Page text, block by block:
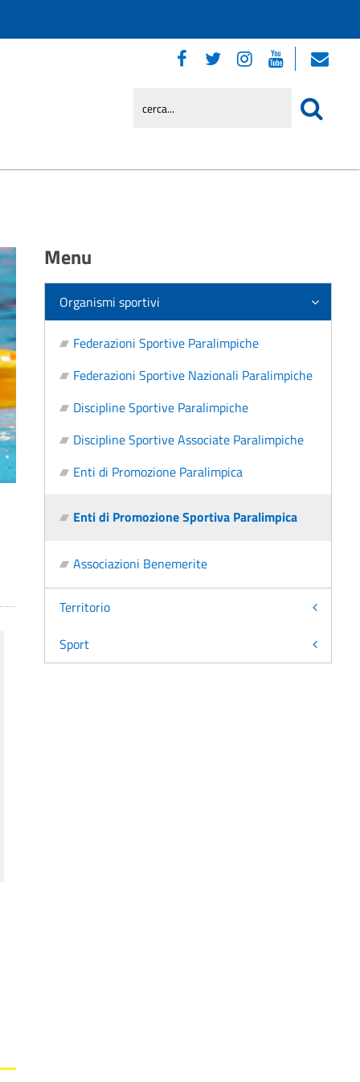
Menu
Organismi sportivi
Federazioni Sportive Paralimpiche
Federazioni Sportive Nazionali Paralimpiche
Discipline Sportive Paralimpiche
Discipline Sportive Associate Paralimpiche
Enti di Promozione Paralimpica
Enti di Promozione Sportiva Paralimpica
Associazioni Benemerite
Territorio
Sport